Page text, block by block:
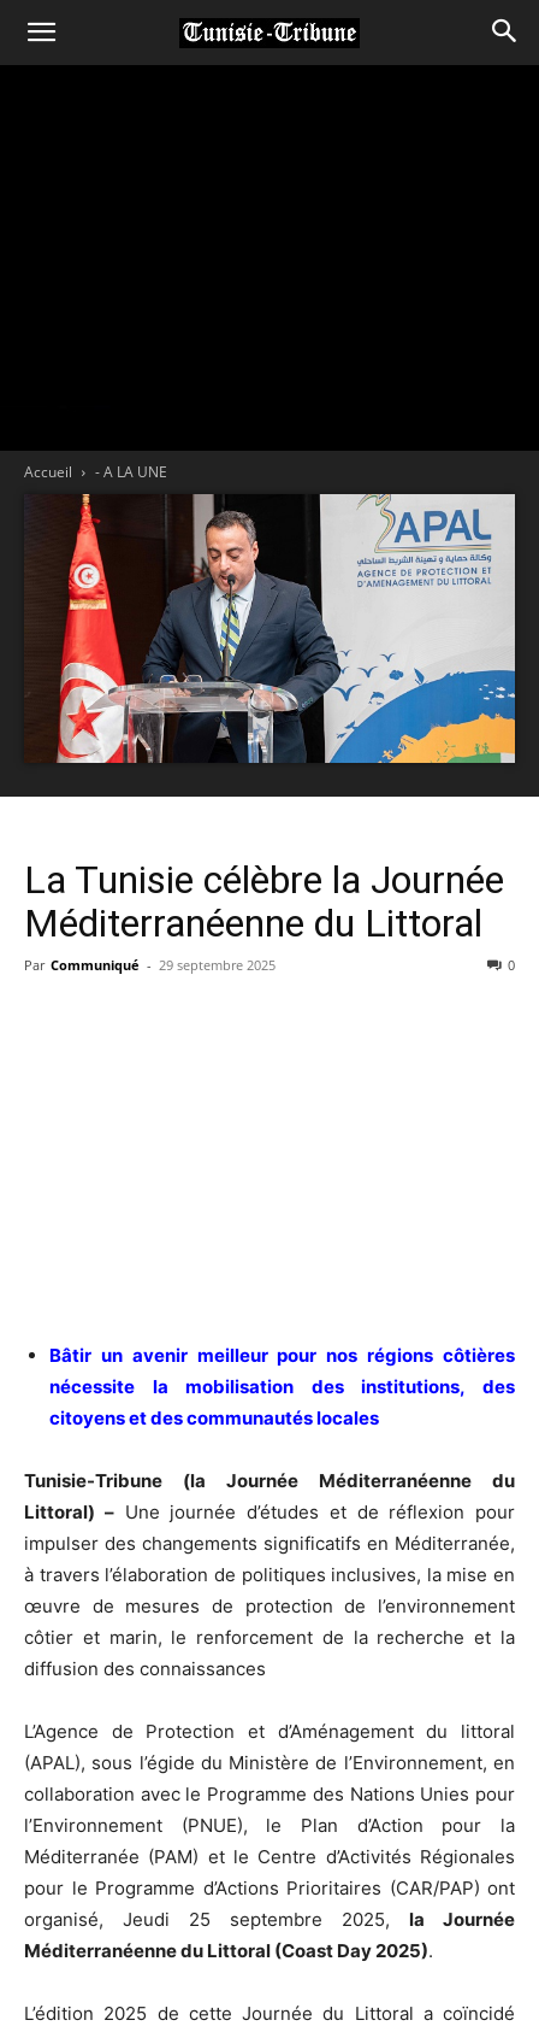
Accueil - A LA UNE
La Tunisie célèbre la Journée
Méditerranéenne du Littoral
Par Communiqué - 29 septembre 2025 0
Bâtir un avenir meilleur pour nos régions côtières
nécessite la mobilisation des institutions, des
citoyens et des communautés locales
Tunisie-Tribune (la Journée Méditerranéenne du
Littoral) –Une journée d’études et de réflexion pour
impulser des changements significatifs en Méditerranée,
à travers l’élaboration de politiques inclusives, la mise en
œuvre de mesures de protection de l’environnement
côtier et marin, le renforcement de la recherche et la
diffusion des connaissances
L’Agence de Protection et d’Aménagement du littoral
(APAL), sous l’égide du Ministère de l’Environnement, en
collaboration avec le Programme des Nations Unies pour
l’Environnement (PNUE), le Plan d’Action pour la
Méditerranée (PAM) et le Centre d’Activités Régionales
pour le Programme d’Actions Prioritaires (CAR/PAP) ont
organisé, Jeudi 25 septembre 2025, la Journée
Méditerranéenne du Littoral (Coast Day 2025).
L’édition 2025 de cette Journée du Littoral a coïncidé